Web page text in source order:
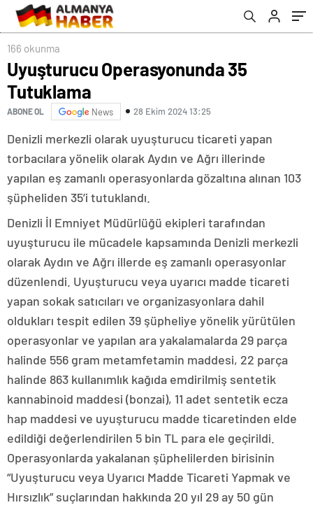
166 okunma
Uyuşturucu Operasyonunda 35
Tutuklama
ABONE OL News 28 Ekim 2024 13:25
Denizli merkezli olarak uyuşturucu ticareti yapan
torbacılara yönelik olarak Aydın ve Ağrı illerinde
yapılan eş zamanlı operasyonlarda gözaltına alınan 103
şüpheliden 35’i tutuklandı.
Denizli İl Emniyet Müdürlüğü ekipleri tarafından
uyuşturucu ile mücadele kapsamında Denizli merkezli
olarak Aydın ve Ağrı illerde eş zamanlı operasyonlar
düzenlendi. Uyuşturucu veya uyarıcı madde ticareti
yapan sokak satıcıları ve organizasyonlara dahil
oldukları tespit edilen 39 şüpheliye yönelik yürütülen
operasyonlar ve yapılan ara yakalamalarda 29 parça
halinde 556 gram metamfetamin maddesi, 22 parça
halinde 863 kullanımlık kağıda emdirilmiş sentetik
kannabinoid maddesi (bonzai), 11 adet sentetik ecza
hap maddesi ve uyuşturucu madde ticaretinden elde
edildiği değerlendirilen 5 bin TL para ele geçirildi.
Operasyonlarda yakalanan şüphelilerden birisinin
“Uyuşturucu veya Uyarıcı Madde Ticareti Yapmak ve
Hırsızlık” suçlarından hakkında 20 yıl 29 ay 50 gün